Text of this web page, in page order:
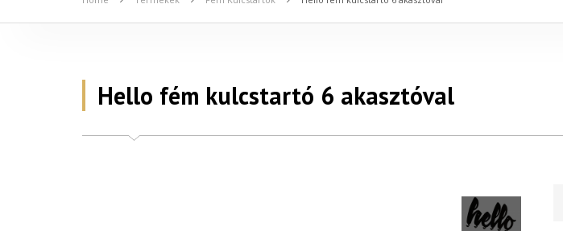
Hello fém kulcstartó 6 akasztóval